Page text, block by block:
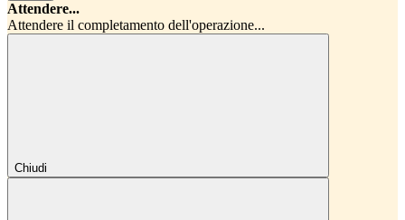
Attendere...
Attendere il completamento dell'operazione...
Chiudi